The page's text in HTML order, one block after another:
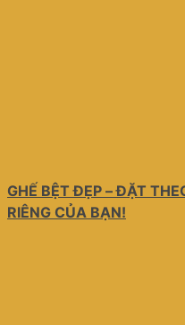
GHẾ BỆT ĐẸP – ĐẶT
RIÊNG CỦA BẠN!